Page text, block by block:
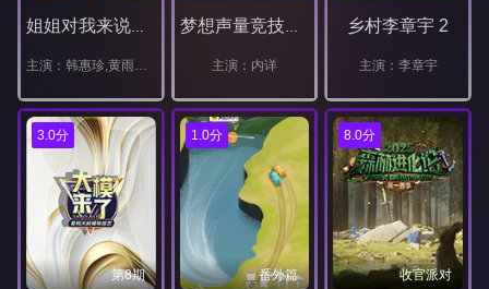
姐姐对我来说是女人
主演：韩惠珍,黄雨瑟惠,张祐荣,崔秀彬
梦想声量竞技场第一季
主演：内详
乡村李章宇 2
主演：李章宇
3.0分
第8期
1.0分
番外篇
8.0分
收官派对